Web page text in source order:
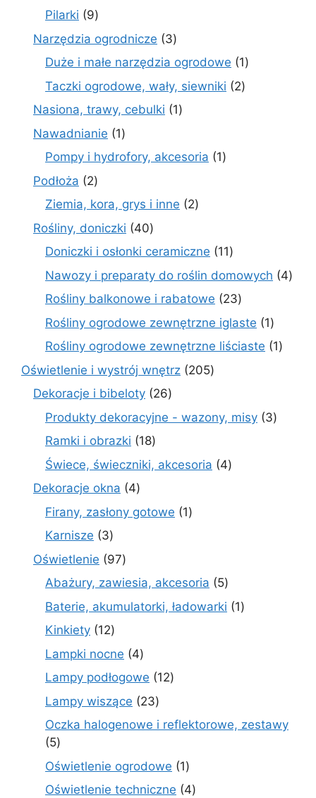
Pilarki 99
produktów
Narzędzia ogrodnicze 33
produkty
Duże i małe narzędzia ogrodowe 11
Taczki ogrodowe, wały, siewniki 22
Nasiona, trawy, cebulki 11
Nawadnianie 11
produkt
Pompy i hydrofory, akcesoria 11
Podłoża 22
Ziemia, kora, grys i inne 22
Rośliny, doniczki 4040
produktów
Doniczki i osłonki ceramiczne 1111
produktów
Nawozy i preparaty do roślin domowych 44
Rośliny balkonowe i rabatowe 2323
produkty
Rośliny ogrodowe zewnętrzne iglaste 11
produkt
Rośliny ogrodowe zewnętrzne liściaste 11
Oświetlenie i wystrój wnętrz 205205
Dekoracje i bibeloty 2626
Produkty dekoracyjne - wazony, misy 33
Ramki i obrazki 1818
produktów
Świece, świeczniki, akcesoria 44
Dekoracje okna 44
produkty
Firany, zasłony gotowe 11
Karnisze 33
produkty
Oświetlenie 9797
produktów
Abażury, zawiesia, akcesoria 55
produktów
Baterie, akumulatorki, ładowarki 11
Kinkiety 1212
produktów
Lampki nocne 44
produkty
Lampy podłogowe 1212
Lampy wiszące 2323
produkty
Oczka halogenowe i reflektorowe, zestawy
55
produktów
Oświetlenie ogrodowe 11
produkt
Oświetlenie techniczne 44